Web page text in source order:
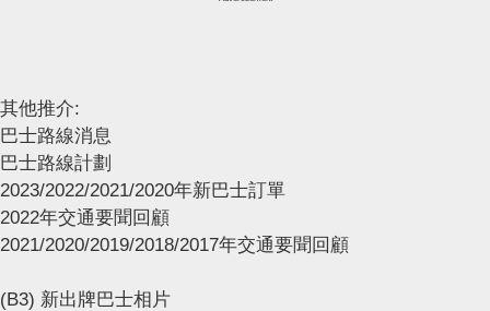
其他推介:
巴士路線消息
巴士路線計劃
2023/2022/2021/2020年新巴士訂單
2022年交通要聞回顧
2021/2020/2019/2018/2017年交通要聞回顧
(B3) 新出牌巴士相片